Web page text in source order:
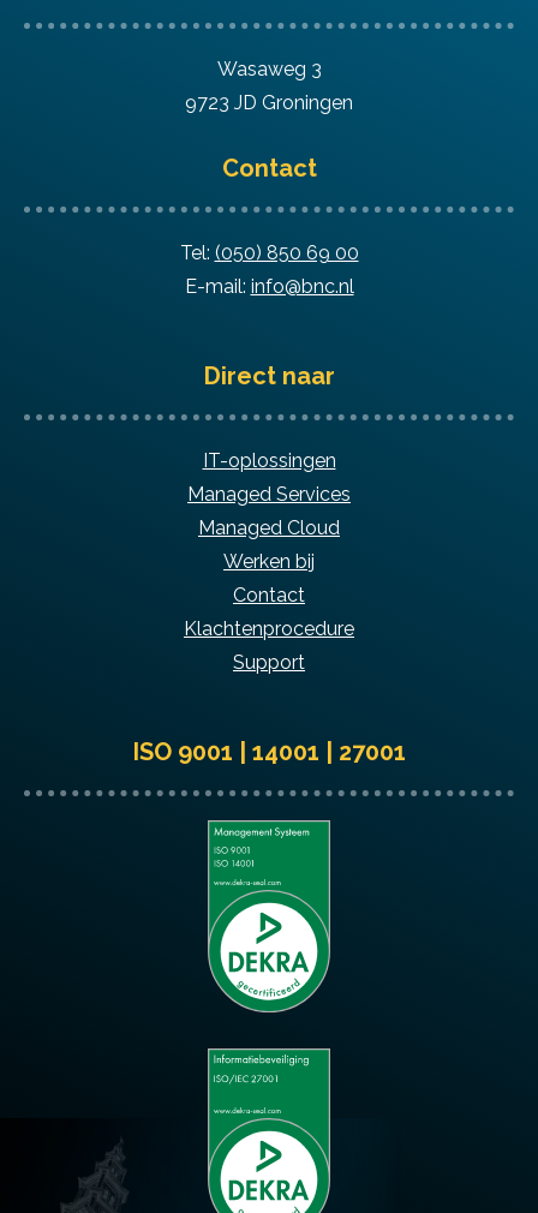
Wasaweg 3
9723 JD Groningen
Contact
Tel: (050) 850 69 00
E-mail: info@bnc.nl
Direct naar
IT-oplossingen
Managed Services
Managed Cloud
Werken bij
Contact
Klachtenprocedure
Support
ISO 9001 | 14001 | 27001